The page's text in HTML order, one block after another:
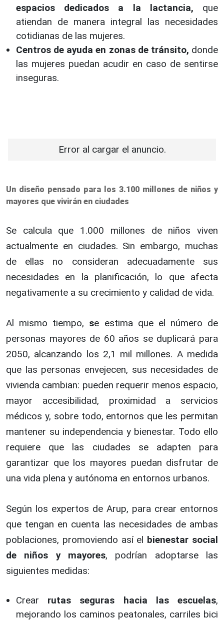
espacios dedicados a la lactancia, que
atiendan de manera integral las necesidades
cotidianas de las mujeres.
Centros de ayuda en zonas de tránsito, donde
las mujeres puedan acudir en caso de sentirse
inseguras.
Error al cargar el anuncio.
Un diseño pensado para los 3.100 millones de niños y
mayores que vivirán en ciudades
Se calcula que 1.000 millones de niños viven
actualmente en ciudades. Sin embargo, muchas
de ellas no consideran adecuadamente sus
necesidades en la planificación, lo que afecta
negativamente a su crecimiento y calidad de vida.
Al mismo tiempo, se estima que el número de
personas mayores de 60 años se duplicará para
2050, alcanzando los 2,1 mil millones. A medida
que las personas envejecen, sus necesidades de
vivienda cambian: pueden requerir menos espacio,
mayor accesibilidad, proximidad a servicios
médicos y, sobre todo, entornos que les permitan
mantener su independencia y bienestar. Todo ello
requiere que las ciudades se adapten para
garantizar que los mayores puedan disfrutar de
una vida plena y autónoma en entornos urbanos.
Según los expertos de Arup, para crear entornos
que tengan en cuenta las necesidades de ambas
poblaciones, promoviendo así el bienestar social
de niños y mayores, podrían adoptarse las
siguientes medidas:
Crear rutas seguras hacia las escuelas,
mejorando los caminos peatonales, carriles bici